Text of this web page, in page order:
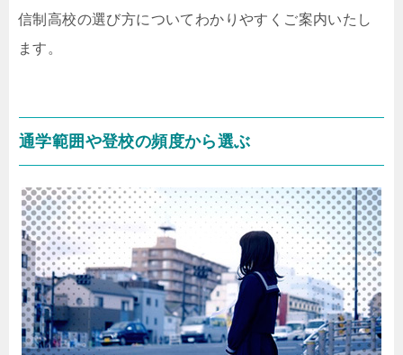
信制高校の選び方についてわかりやすくご案内いたし
ます。
通学範囲や登校の頻度から選ぶ